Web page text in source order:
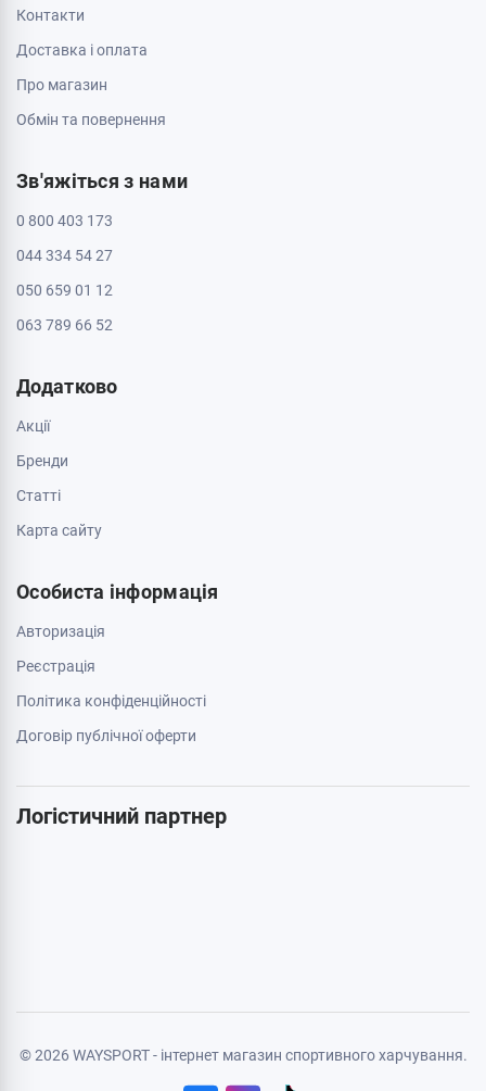
Контакти
Доставка і оплата
Про магазин
Обмін та повернення
Зв'яжіться з нами
0 800 403 173
044 334 54 27
050 659 01 12
063 789 66 52
Додатково
Акції
Бренди
Cтатті
Карта сайту
Особиста інформація
Авторизація
Реєстрація
Політика конфіденційності
Договір публічної оферти
Логістичний партнер
© 2026 WAYSPORT - інтернет магазин спортивного харчування.